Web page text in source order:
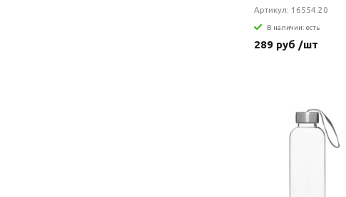
Артикул: 16554.20
В наличии: есть
289 руб /шт